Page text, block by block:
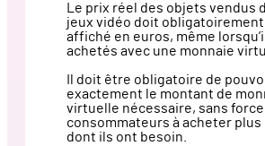
Le prix réel des objets vendus
jeux vidéo doit
affiché en euros, même
achetés avec une monnaie
Il doit être obligatoire de
exactement le montant de
virtuelle nécessaire, sans
consommateurs à acheter plus
dont ils ont besoin.